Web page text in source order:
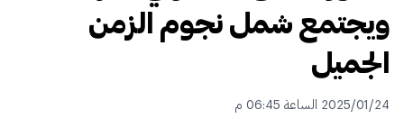
ويجتمع شمل نجوم الزمن
الجميل
2025/01/24 الساعة 06:45 م